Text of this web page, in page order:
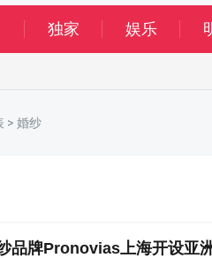
独家 娱乐
> 婚纱
品牌Pronovias上海开设亚